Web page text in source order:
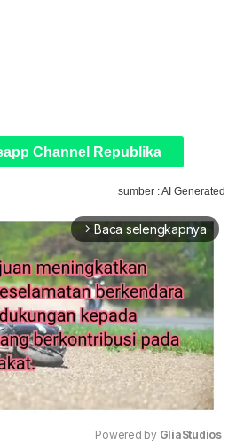
Channel Republika
sumber : AI Generated
arrow_forward_ios Baca selengkapnya
Powered by GliaStudios